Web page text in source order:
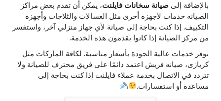
بالإضافة إلى صيانة سخانات فايلنت، يمكن أن تقدم بعض مراكز
الصيانة خدمات لأجهزة أخرى مثل الغسالات والثلاجات وأجهزة
التكييف. إذا كنت بحاجة إلى صيانة لأي جهاز منزلي آخر، واستفسر
من مركز الصيانة إذا كانوا يقدمون هذه الخدمة.
نوفر خدمات عالية الجودة بأسعار مناسبة. لكافة الماركات مثل
كريازى، صيانه فريش اعتمد دائمًا على فريق محترف للصيانة ولا
تتردد في الاتصال بخدمة عملاء فايلنت إذا كنت بحاجة إلى
مساعدة أو استفسارات.